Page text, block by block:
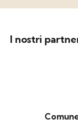
I nostri